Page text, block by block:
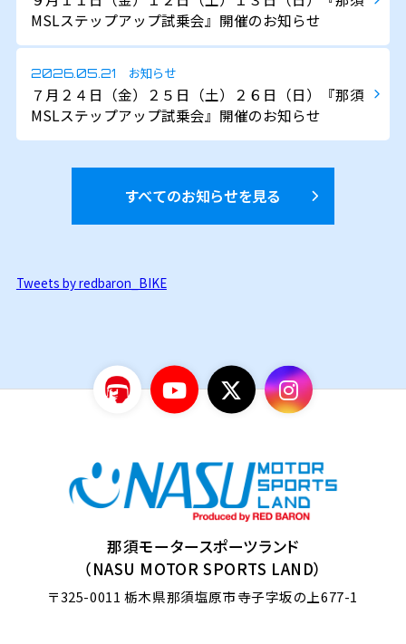
MSLステップアップ試乗会』開催のお知らせ
2026.05.21 お知らせ
７月２４日（金）２５日（土）２６日（日）『那須
MSLステップアップ試乗会』開催のお知らせ
すべてのお知らせを見る
Tweets by redbaron_BIKE
那須モータースポーツランド
（NASU MOTOR SPORTS LAND）
〒325-0011 栃木県那須塩原市寺子字坂の上677-1